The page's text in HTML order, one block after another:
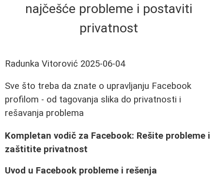
najčešće probleme i postaviti
privatnost
Radunka Vitorović 2025-06-04
Sve što treba da znate o upravljanju Facebook
profilom - od tagovanja slika do privatnosti i
rešavanja problema
Kompletan vodič za Facebook: Rešite probleme i
zaštitite privatnost
Uvod u Facebook probleme i rešenja